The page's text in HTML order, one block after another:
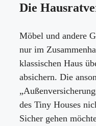
Die
Möbel und andere
nur im
klassischen Haus
absichern. Die
des Tiny Houses
Sicher gehen